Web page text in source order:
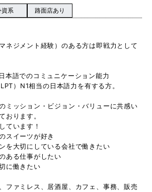
資系 路面店あり
ネジメント経験）のある方は即戦力として
本語でのコミュニケーション能力
）N1相当の日本語力を有する方。
ミッション・ビジョン・バリューに共感い
おります。
ています！
スイーツが好き
を大切にしている会社で働きたい
ある仕事がしたい
に働きたい
ファミレス、居酒屋、カフェ、事務、販売